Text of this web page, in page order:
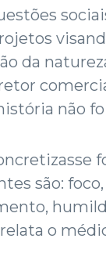
da
não
são:
o